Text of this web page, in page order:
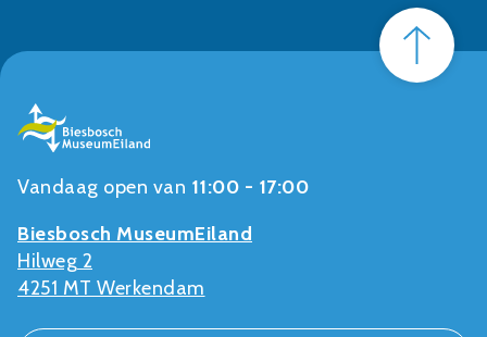
Vandaag open van 11:00 - 17:00
Biesbosch MuseumEiland
Hilweg 2
4251 MT Werkendam